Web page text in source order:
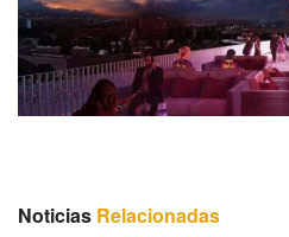
Noticias Relacionadas